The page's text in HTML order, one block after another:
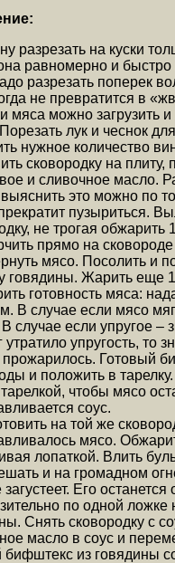
разрезать на куски
равномерно и
разрезать поперек
не превратится в
мяса можно загрузить и
лук и чеснок
нужное количество
сковородку на плиту,
и сливочное масло.
это можно по
пузыриться.
не трогая обжарить
прямо на
мясо. Посолить и
говядины. Жарить еще
готовность мяса:
В случае если мясо
случае если упругое –
утратило упругость, то
прожарилось. Готовый
и положить в
тарелкой, чтобы мясо
соус.
на той же
мясо.
лопаткой. Влить
и на громадном
загустеет. Его
по одной ложке
Снять сковородку с
масло в соус и
бифштекс из говядины